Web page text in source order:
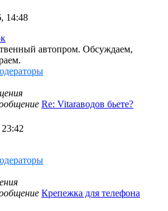
14:48
автопром. Обсуждаем,
Re: Vitaraводов бьете?
Крепежка для телефона